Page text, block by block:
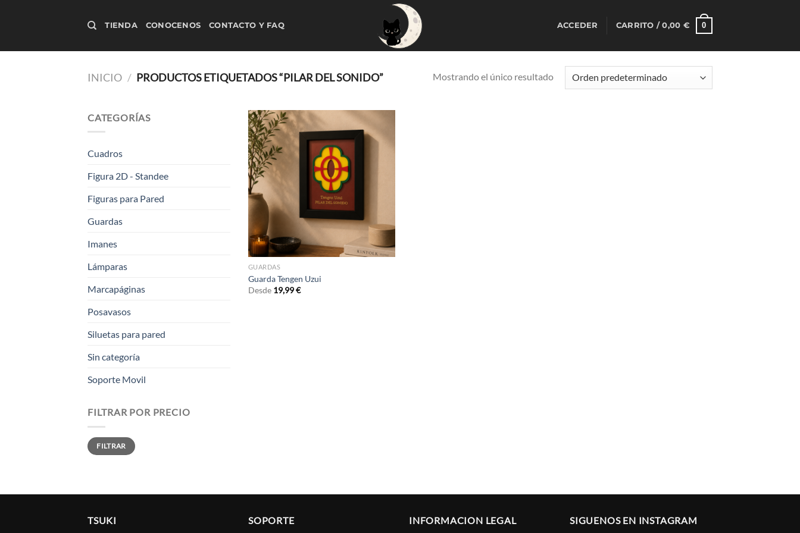
TIENDA CONOCENOS CONTACTO Y FAQ ACCEDER CARRITO /0,00 € 0
INICIO / PRODUCTOS ETIQUETADOS “PILAR DEL SONIDO” Mostrando el único resultado
CATEGORÍAS
Cuadros
Figura 2D - Standee
Figuras para Pared
Guardas
Imanes
Lámparas
Marcapáginas
Posavasos
Siluetas para pared
Sin categoría
Soporte Movil
FILTRAR POR PRECIO
Precio
mínimo
Precio
máximo
FILTRAR
GUARDAS
Guarda Tengen Uzui
Desde 19,99€
TSUKI SOPORTE INFORMACION LEGAL SIGUENOS EN INSTAGRAM